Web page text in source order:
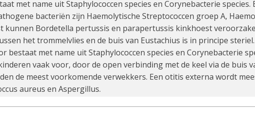
met name uit Staphylococcen species en Corynebacterie
bacteriën zijn Haemolytische Streptococcen groep A,
kunnen Bordetella pertussis en parapertussis kinkhoest
het trommelvlies en de buis van Eustachius is in principe steriel.
bestaat met name uit Staphylococcen species en Corynebacterie
vaak voor, door de open verbinding met de keel via de buis
de meest voorkomende verwekkers. Een otitis externa wordt
aureus en Aspergillus.